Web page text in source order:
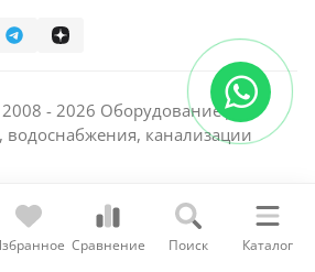
Сравнение Поиск Каталог
- 2026 Оборудование для
водоснабжения, канализации